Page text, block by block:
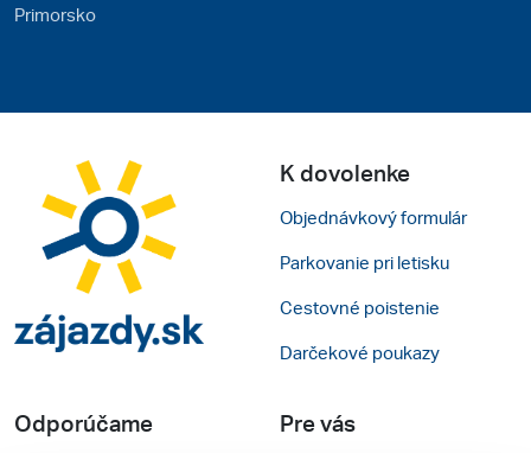
Primorsko
K dovolenke
Objednávkový formulár
Parkovanie pri letisku
Cestovné poistenie
Darčekové poukazy
Odporúčame Pre vás